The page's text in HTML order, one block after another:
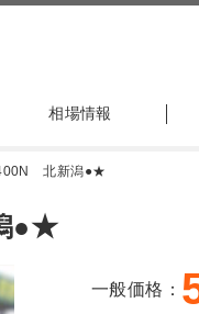
相場情報
北新潟●★
●★
一般価格：